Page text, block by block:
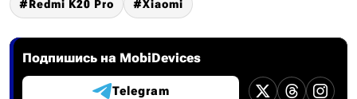
Redmi K20 Pro Xiaomi
Подпишись на MobiDevices
Telegram